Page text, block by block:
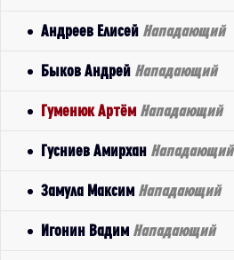
Андреев Елисей Нападающий
Быков Андрей Нападающий
Гуменюк Артём Нападающий
Гусниев Амирхан Нападающий
Замула Максим Нападающий
Игонин Вадим Нападающий